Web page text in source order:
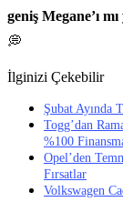
geniş Megane’ı
💭
İlginizi Çekebilir
Şubat Ayında
Togg’dan
%100
Opel’den
Fırsatlar
Volkswagen